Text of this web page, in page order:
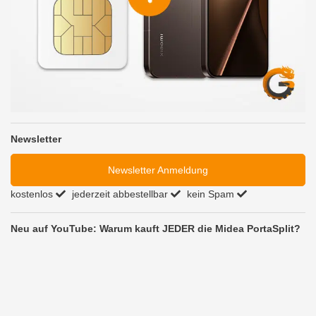
Newsletter
Newsletter Anmeldung
kostenlos jederzeit abbestellbar kein Spam
Neu auf YouTube: Warum kauft JEDER die Midea PortaSplit?